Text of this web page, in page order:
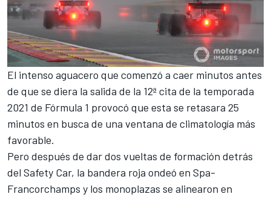
El intenso aguacero que comenzó a caer minutos antes
de que se diera la salida de la 12ª cita de la temporada
2021 de Fórmula 1 provocó que esta se retasara 25
minutos en busca de una ventana de climatología más
favorable.
Pero después de dar dos vueltas de formación detrás
del Safety Car, la bandera roja ondeó en Spa-
Francorchamps y los monoplazas se alinearon en